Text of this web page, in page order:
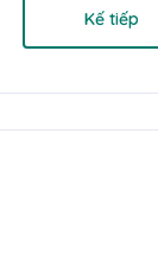
Kế tiếp